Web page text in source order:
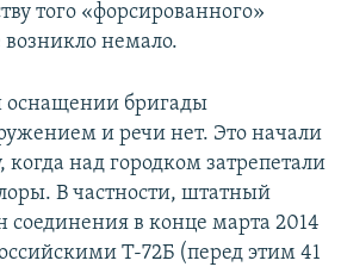
того «форсированного»
возникло немало.
оснащении бригады
и речи нет. Это начали
когда над городком затрепетали
В частности, штатный
соединения в конце марта 2014
Т-72Б (перед этим 41